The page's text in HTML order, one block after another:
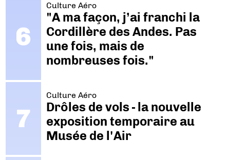
Culture Aéro
"A ma façon, j’ai franchi la
Cordillère des Andes. Pas
une fois, mais de
nombreuses fois."
Culture Aéro
Drôles de vols - la nouvelle
exposition temporaire au
Musée de l'Air